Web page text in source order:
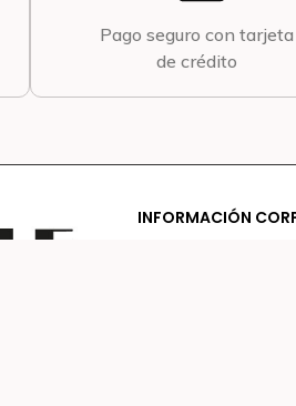
Pago seguro con tarjeta
de crédito
INFORMACIÓN